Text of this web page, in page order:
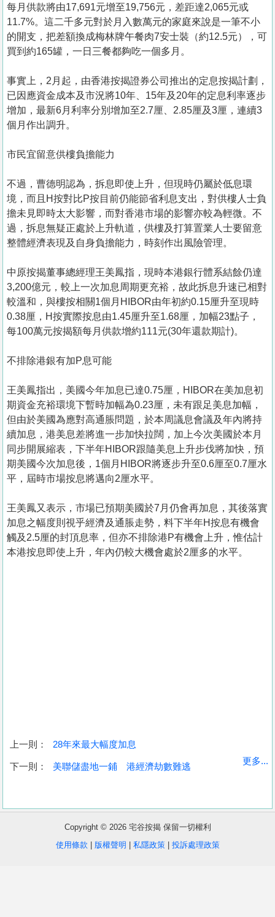
收
盤
每月供款將由17,691元增至19,756元，差距達2,065元或
11.7%。這二千多元對於月入數萬元的家庭來說是一筆不小
的開支，把差額換成梅林牌午餐肉7安士裝（約12.5元），可
買到約165罐，一日三餐都夠吃一個多月。
事實上，2月起，由香港按揭證券公司推出的定息按揭計劃，
已因應資金成本及市況將10年、15年及20年的定息利率逐步
增加，最新6月利率分別增加至2.7厘、2.85厘及3厘，連續3
個月作出調升。
市民宜留意供樓負擔能力
不過，曹德明認為，拆息即使上升，但現時仍屬於低息環
境，而且H按對比P按目前仍能節省利息支出，對供樓人士負
擔未見即時太大影響，而對香港市場的影響亦較為輕微。不
過，拆息無疑正處於上升軌道，供樓及打算置業人士要留意
整體經濟表現及自身負擔能力，時刻作出風險管理。
中原按揭董事總經理王美鳳指，現時本港銀行體系結餘仍達
3,200億元，較上一次加息周期更充裕，故此拆息升速已相對
較溫和，與樓按相關1個月HIBOR由年初約0.15厘升至現時
0.38厘，H按實際按息由1.45厘升至1.68厘，加幅23點子，
每100萬元按揭額每月供款增約111元(30年還款期計)。
不排除港銀有加P息可能
王美鳳指出，美國今年加息已達0.75厘，HIBOR在美加息初
期資金充裕環境下暫時加幅為0.23厘，未有跟足美息加幅，
但由於美國為應對高通脹問題，於本周議息會議及年內將持
續加息，港美息差將進一步加快拉闊，加上今次美國於本月
同步開展縮表，下半年HIBOR跟隨美息上升步伐將加快，預
期美國今次加息後，1個月HIBOR將逐步升至0.6厘至0.7厘水
平，屆時市場按息將邁向2厘水平。
王美鳳又表示，市場已預期美國於7月仍會再加息，其後落實
加息之幅度則視乎經濟及通脹走勢，料下半年H按息有機會
觸及2.5厘的封頂息率，但亦不排除港P有機會上升，惟估計
本港按息即使上升，年內仍較大機會處於2厘多的水平。
上一則： 28年來最大幅度加息
下一則： 美聯儲盡地一鋪 港經濟劫數難逃
更多...
Copyright © 2026 宅谷按揭 保留一切權利
使用條款
版權聲明 私隱政策| 投訴處理政策